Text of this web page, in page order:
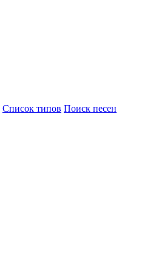
Cписок типов Поиск песен